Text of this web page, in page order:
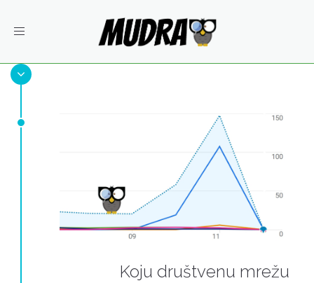
Toggle
Koju društvenu mrežu